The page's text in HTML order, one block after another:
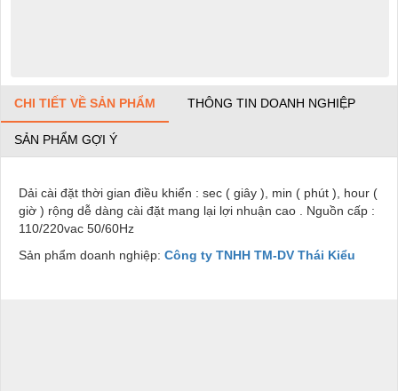
CHI TIẾT VỀ SẢN PHẨM THÔNG TIN DOANH NGHIỆP
SẢN PHẨM GỢI Ý
Dải cài đặt thời gian điều khiển : sec ( giây ), min ( phút ), hour (
giờ ) rộng dễ dàng cài đặt mang lại lợi nhuận cao . Nguồn cấp :
110/220vac 50/60Hz
Sản phẩm doanh nghiệp: Công ty TNHH TM-DV Thái Kiểu